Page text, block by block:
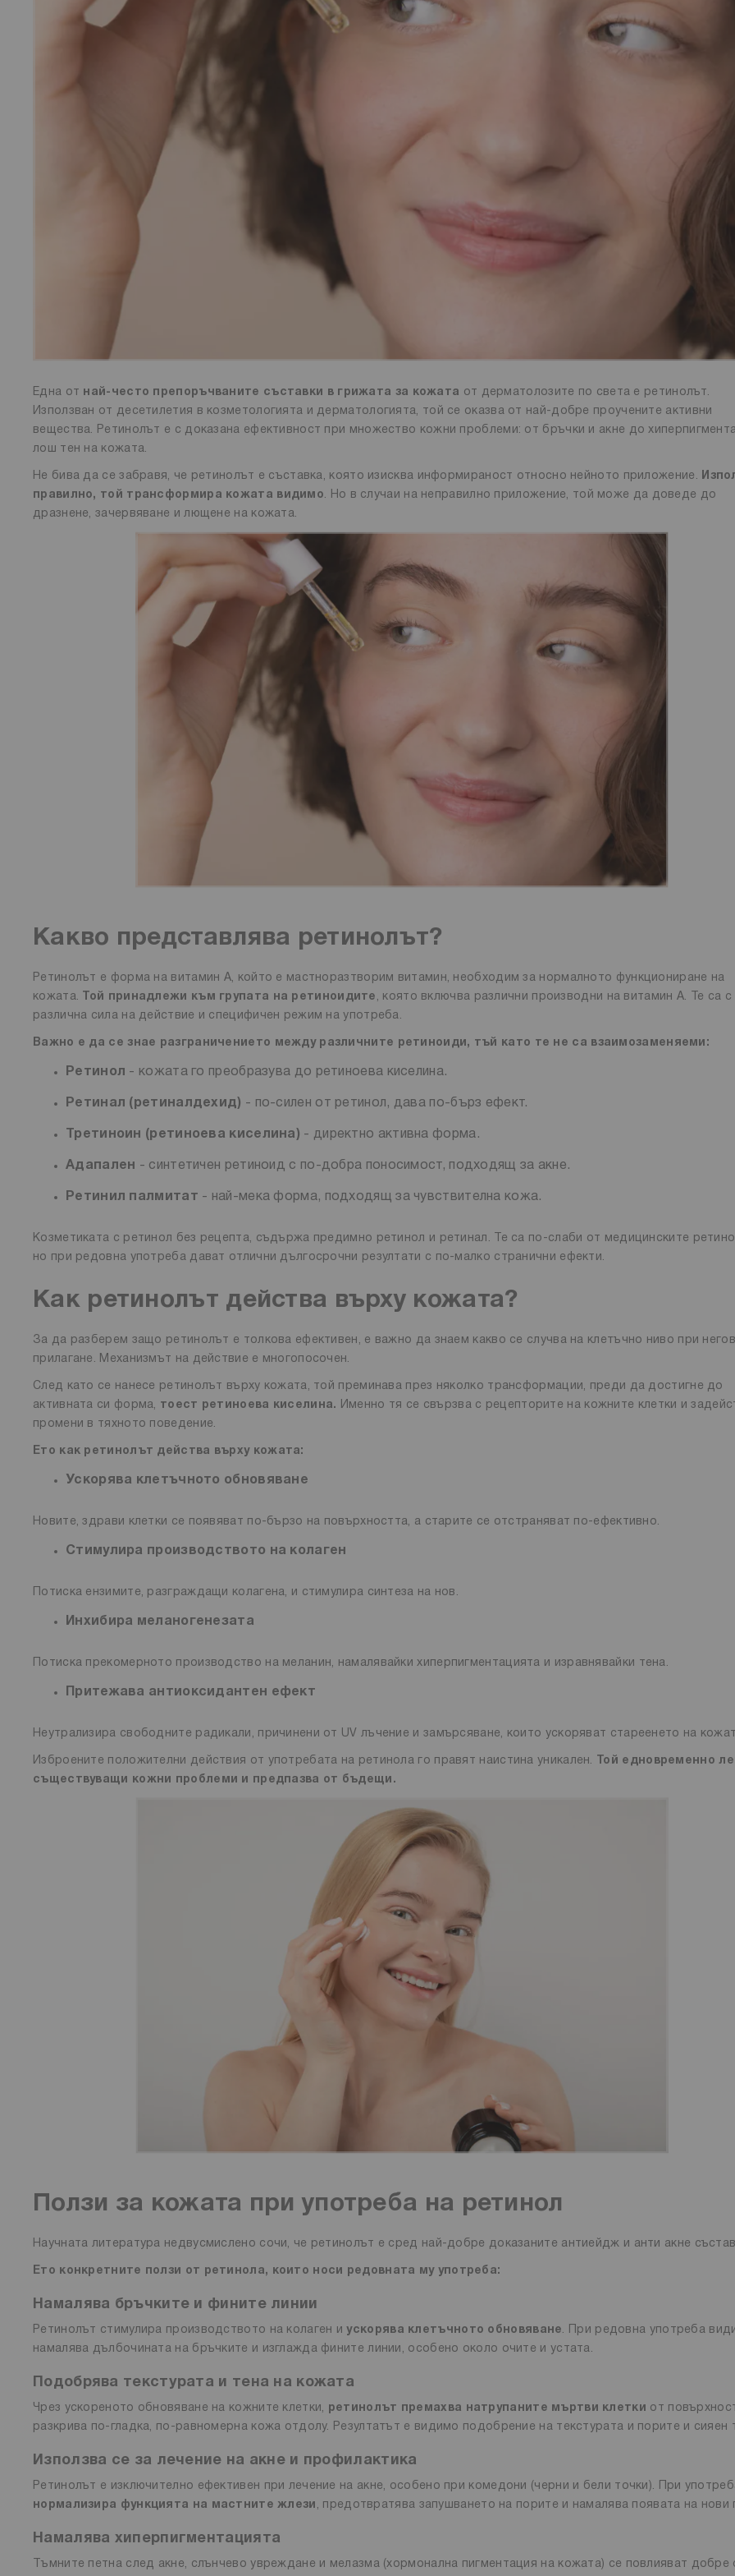
Една от най-често препоръчваните съставки в грижата за кожата от дерматолозите по света е ретинолът.
Използван от десетилетия в козметологията и дерматологията, той се оказва от най-добре проучените активни
вещества. Ретинолът е с доказана ефективност при множество кожни проблеми: от бръчки и акне до
лош тен на кожата.
Не бива да се забравя, че ретинолът е съставка, която изисква информираност относно нейното приложение.
правилно, той трансформира кожата видимо . Но в случаи на неправилно приложение, той може да доведе до
дразнене, зачервяване и лющене на кожата.
Какво представлява ретинолът?
Ретинолът е форма на витамин А, който е мастноразтворим витамин, необходим за нормалното функциониране на
кожата.
Той принадлежи към групата на ретиноидите , която включва различни производни на витамин А. Те са с
различна сила на действие и специфичен режим на употреба.
Важно е да се знае разграничението между различните ретиноиди, тъй като те не са взаимозаменяеми:
Ретинол - кожата го преобразува до ретиноева киселина.
Ретинал (ретиналдехид) - по-силен от ретинол, дава по-бърз ефект.
Третиноин (ретиноева киселина) - директно активна форма.
Адапален - синтетичен ретиноид с по-добра поносимост, подходящ за акне.
Ретинил палмитат - най-мека форма, подходящ за чувствителна кожа.
Козметиката с ретинол без рецепта, съдържа предимно ретинол и ретинал. Те са по-слаби от медицинските
но при редовна употреба дават отлични дългосрочни резултати с по-малко странични ефекти.
Как ретинолът действа върху кожата?
За да разберем защо ретинолът е толкова ефективен, е важно да знаем какво се случва на клетъчно ниво при
прилагане. Механизмът на действие е многопосочен.
След като се нанесе ретинолът върху кожата, той преминава през няколко трансформации, преди да достигне до
активната си форма, тоест ретиноева киселина.
Именно тя се свързва с рецепторите на кожните клетки и
промени в тяхното поведение.
Ето как ретинолът действа върху кожата:
Ускорява клетъчното обновяване
Новите, здрави клетки се появяват по-бързо на повърхността, а старите се отстраняват по-ефективно.
Стимулира производството на колаген
Потиска ензимите, разграждащи колагена, и стимулира синтеза на нов.
Инхибира меланогенезата
Потиска прекомерното производство на меланин, намалявайки хиперпигментацията и изравнявайки тена.
Притежава антиоксидантен ефект
Неутрализира свободните радикали, причинени от UV лъчение и замърсяване, които ускоряват стареенето на
Изброените положителни действия от употребата на ретинола го правят наистина уникален.
Той едновременно
съществуващи кожни проблеми и предпазва от бъдещи.
Ползи за кожата при употреба на ретинол
Научната литература недвусмислено сочи, че ретинолът е сред най-добре доказаните антиейдж и анти акне
Ето конкретните ползи от ретинола, които носи редовната му употреба:
Намалява бръчките и фините линии
Ретинолът стимулира производството на колаген иускорява клетъчното обновяване. При редовна употреба
намалява дълбочината на бръчките и изглажда фините линии, особено около очите и устата.
Подобрява текстурата и тена на кожата
Чрез ускореното обновяване на кожните клетки, ретинолът премахва натрупаните мъртви клетки
от
разкрива по-гладка, по-равномерна кожа отдолу. Резултатът е видимо подобрение на текстурата и порите и сияен
Използва се за лечение на акне и профилактика
Ретинолът е изключително ефективен при лечение на акне, особено при комедони (черни и бели точки). При
нормализира функцията на мастните жлези , предотвратява запушването на порите и намалява появата на нови
Намалява хиперпигментацията
Тъмните петна след акне, слънчево увреждане и мелазма (хормонална пигментация на кожата) се повлияват добре